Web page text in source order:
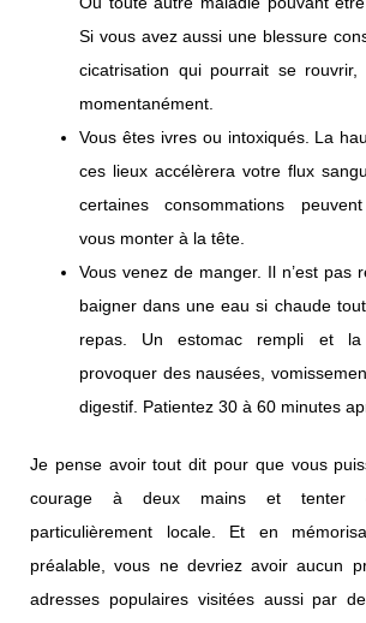
Si vous avez aussi une blessure
cicatrisation qui pourrait se
momentanément.
Vous êtes ivres ou intoxiqués. La
ces lieux accélèrera votre flux
certaines consommations
vous monter à la tête.
Vous venez de manger. Il n’est pas
baigner dans une eau si chaude
repas. Un estomac rempli et la
provoquer des nausées,
digestif. Patientez 30 à 60 minutes
Je pense avoir tout dit pour que vous
courage à deux mains et tenter
particulièrement locale. Et en
préalable, vous ne devriez avoir aucun
adresses populaires visitées aussi par